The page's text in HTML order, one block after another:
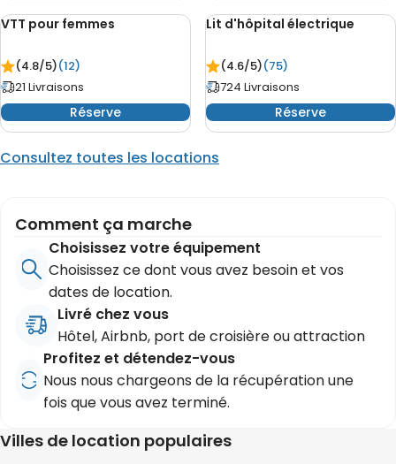
VTT pour femmes
(4.8/5)(12)
21 Livraisons
Réserve
Lit d'hôpital électrique
(4.6/5)(75)
724 Livraisons
Réserve
Consultez toutes les locations
Comment ça marche
Choisissez votre équipement
Choisissez ce dont vous avez besoin et vos
dates de location.
Livré chez vous
Hôtel, Airbnb, port de croisière ou attraction
Profitez et détendez-vous
Nous nous chargeons de la récupération une
fois que vous avez terminé.
Villes de location populaires